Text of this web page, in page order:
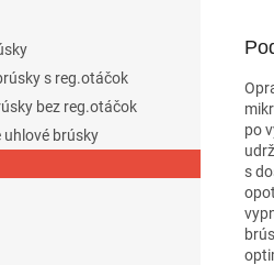
s reg.otáčok
bez reg.otáčok
uhlové brúsky
po
s